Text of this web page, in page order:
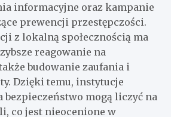
informacyjne oraz kampanie
prewencji przestępczości.
z lokalną społecznością ma
reagowanie na
budowanie zaufania i
Dzięki temu, instytucje
bezpieczeństwo mogą liczyć na
co jest nieocenione w